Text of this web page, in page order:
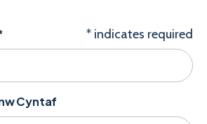
* indicates required
Cyntaf